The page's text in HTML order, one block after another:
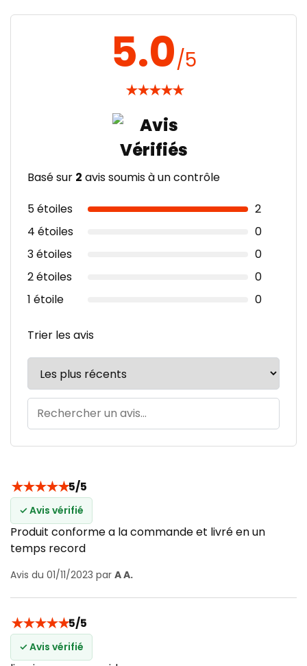
5.0/5
★★★★★
Basé sur 2 avis soumis à un contrôle
5 étoiles
2
4 étoiles
0
3 étoiles
0
2 étoiles
0
1 étoile
0
Trier les avis
★★★★★5/5
✓ Avis vérifié
Produit conforme a la commande et livré en un
temps record
Avis du 01/11/2023 par A A.
★★★★★5/5
✓ Avis vérifié